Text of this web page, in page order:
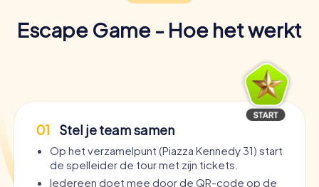
Escape Game - Hoe het werkt
01 Stel je team samen
Op het verzamelpunt (Piazza Kennedy 31) start
de spelleider de tour met zijn tickets.
Iedereen doet mee door de QR-code op de